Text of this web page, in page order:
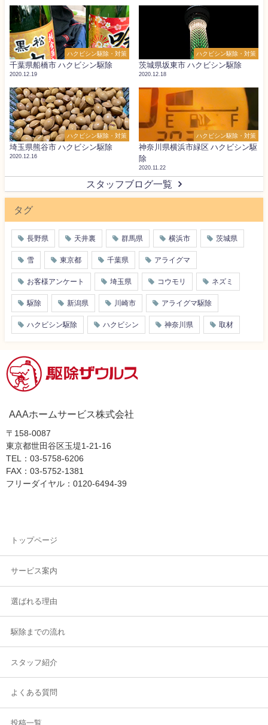
ハクビシン駆除・対策
千葉県船橋市 ハクビシン駆除
2020.12.19
ハクビシン駆除・対策
茨城県坂東市 ハクビシン駆除
2020.12.18
ハクビシン駆除・対策
埼玉県熊谷市 ハクビシン駆除
2020.12.16
ハクビシン駆除・対策
神奈川県横浜市緑区 ハクビシン駆
除
2020.11.22
スタッフブログ一覧
タグ
長野県 天井裏 群馬県 横浜市 茨城県
雪 東京都 千葉県 アライグマ
お客様アンケート 埼玉県 コウモリ ネズミ
駆除 新潟県 川崎市 アライグマ駆除
ハクビシン駆除 ハクビシン 神奈川県 取材
AAAホームサービス株式会社
〒158-0087
東京都世田谷区玉堤1-21-16
TEL：03-5758-6206
FAX：03-5752-1381
フリーダイヤル：0120-6494-39
トップページ
サービス案内
選ばれる理由
駆除までの流れ
スタッフ紹介
よくある質問
投稿一覧